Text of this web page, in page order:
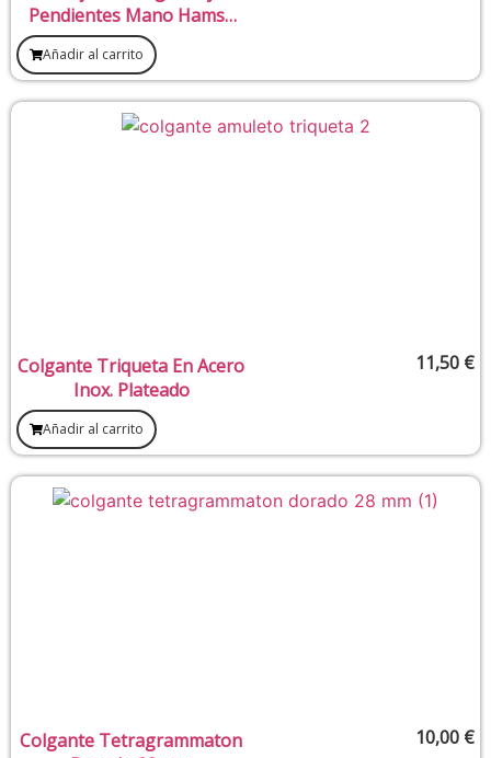
Pendientes Mano Hamsa
Turquesa
Añadir al carrito
Colgante Triqueta En Acero
Inox. Plateado
11,50 €
Añadir al carrito
Colgante Tetragrammaton
10,00 €